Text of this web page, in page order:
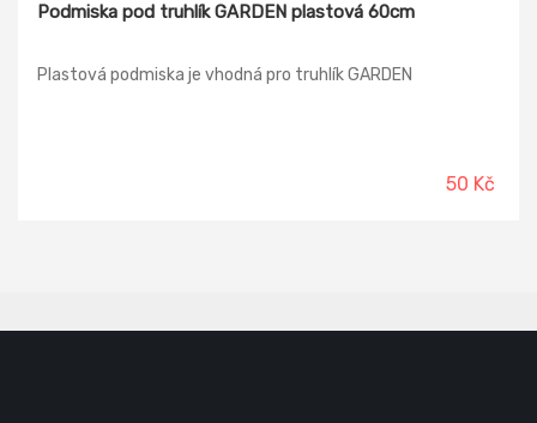
Podmiska pod truhlík GARDEN plastová 60cm
Plastová podmiska je vhodná pro truhlík GARDEN
50 Kč